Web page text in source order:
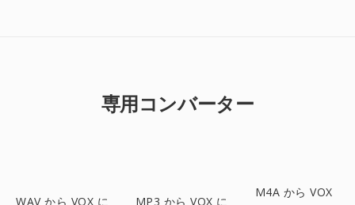
専用コンバーター
WAV から VOX に MP3 から VOX に
M4A から VOX